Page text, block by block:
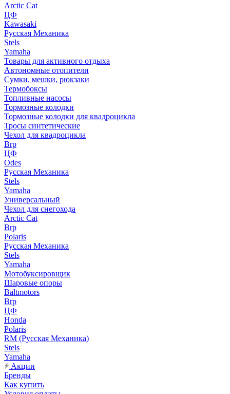
Arctic Cat
ЦФ
Kawasaki
Русская Механика
Stels
Yamaha
Товары для активного отдыха
Автономные отопители
Сумки, мешки, рюкзаки
Термобоксы
Топливные насосы
Тормозные колодки
Тормозные колодки для квадроцикла
Тросы синтетические
Чехол для квадроцикла
Brp
ЦФ
Odes
Русская Механика
Stels
Yamaha
Универсальный
Чехол для снегохода
Arctic Cat
Brp
Polaris
Русская Механика
Stels
Yamaha
Мотобуксировщик
Шаровые опоры
Baltmotors
Brp
ЦФ
Honda
Polaris
RM (Русская Механика)
Stels
Yamaha
Акции
Бренды
Как купить